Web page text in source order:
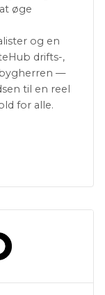
øge
og en
drifts-,
—
til en reel
for alle.